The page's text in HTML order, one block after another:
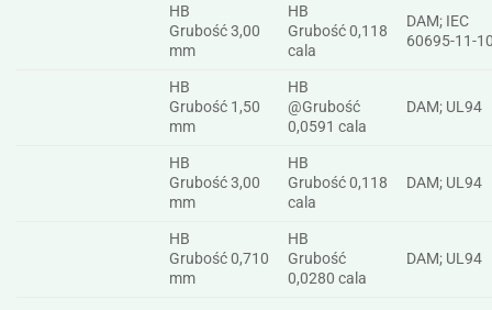
HB
Grubość 3,00
mm
HB
Grubość 0,118
cala
DAM; IEC
60695-11-
HB
Grubość 1,50
mm
HB
@Grubość
0,0591 cala
DAM; UL94
HB
Grubość 3,00
mm
HB
Grubość 0,118
cala
DAM; UL94
HB
Grubość 0,710
mm
HB
Grubość
0,0280 cala
DAM; UL94